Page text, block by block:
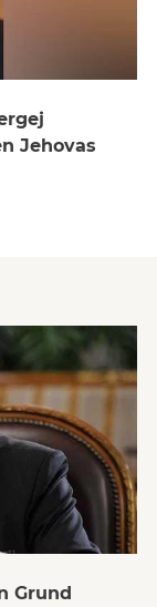
Jehovas
Grund